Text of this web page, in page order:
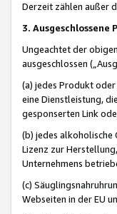
Derzeit zählen außer
3. Ausgeschlossene
Ungeachtet der
ausgeschlossen
(a) jedes Produkt
eine Dienstleistung,
gesponserten Link
(b) jedes alkoholische
Lizenz zur
Unternehmens
(c)
Webseiten in der EU